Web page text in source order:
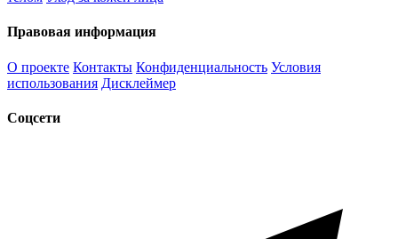
Правовая информация
О проекте Контакты Конфиденциальность Условия
использования Дисклеймер
Соцсети